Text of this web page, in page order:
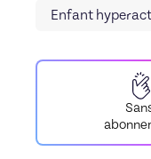
Enfant